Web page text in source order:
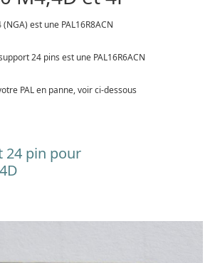
est une PAL16R8ACN
24 pins est une PAL16R6ACN
PAL en panne, voir ci-dessous
24 pin pour